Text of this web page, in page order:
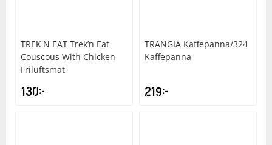
TREK'N EAT Trek’n Eat
Couscous With Chicken
Friluftsmat
130kr
TRANGIA Kaffepanna/324
Kaffepanna
219kr